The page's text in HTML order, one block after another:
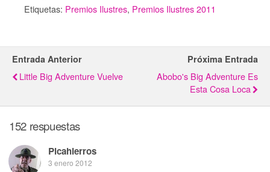
Etiquetas: Premios Ilustres, Premios Ilustres 2011
Entrada Anterior
Little Big Adventure Vuelve
Próxima Entrada
Abobo's Big Adventure Es
Esta Cosa Loca
152 respuestas
Picahierros
3 enero 2012